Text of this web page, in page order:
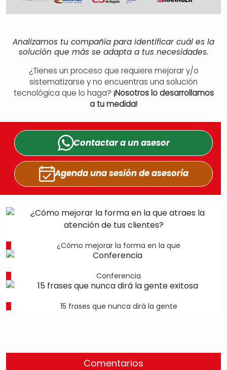
Analizamos tu compañía para identificar cuál es la
solución que más se adapta a tus necesidades.
¿Tienes un proceso que requiere mejorar y/o
sistematizarse y no encuentras una solución
tecnológica que lo haga? ¡Nosotros lo desarrollamos
a tu medida!
Contactar a unasesor
Agenda una sesiónde asesoría
¿Cómo mejorar la forma en la que
Conferencia
15 frases que nunca dirá la gente
Comentarios